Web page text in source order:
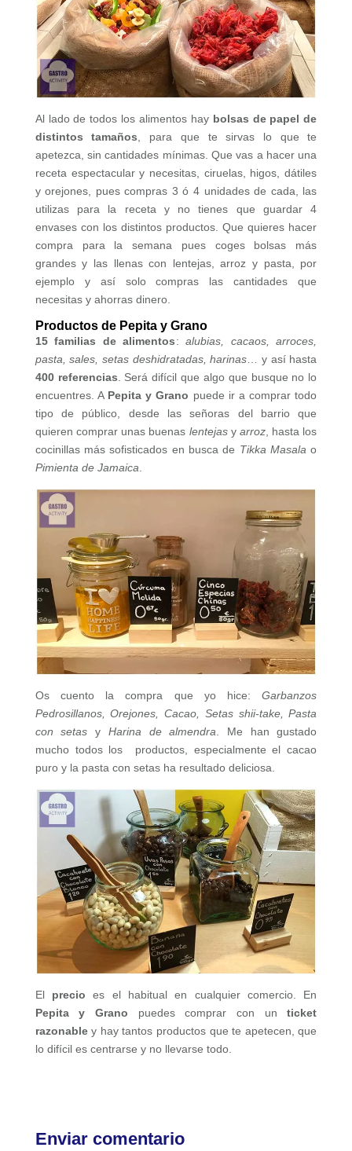
Al lado de todos los alimentos hay bolsas de papel de
distintos tamaños, para que te sirvas lo que te
apetezca, sin cantidades mínimas. Que vas a hacer una
receta espectacular y necesitas, ciruelas, higos, dátiles
y orejones, pues compras 3 ó 4 unidades de cada, las
utilizas para la receta y no tienes que guardar 4
envases con los distintos productos. Que quieres hacer
compra para la semana pues coges bolsas más
grandes y las llenas con lentejas, arroz y pasta, por
ejemplo y así solo compras las cantidades que
necesitas y ahorras dinero.
Productos de Pepita y Grano
15 familias de alimentos:alubias, cacaos, arroces,
pasta, sales, setas deshidratadas, harinas… y así hasta
400 referencias. Será difícil que algo que busque no lo
encuentres. A Pepita y Grano puede ir a comprar todo
tipo de público, desde las señoras del barrio que
quieren comprar unas buenas lentejasy arroz, hasta los
cocinillas más sofisticados en busca de Tikka Masalao
Pimienta de Jamaica.
Os cuento la compra que yo hice:Garbanzos
Pedrosillanos, Orejones, Cacao, Setas shii-take, Pasta
con setas y Harina de almendra . Me han gustado
mucho todos los productos, especialmente el cacao
puro y la pasta con setas ha resultado deliciosa.
El precio es el habitual en cualquier comercio. En
Pepita y Grano puedes comprar con unticket
razonabley hay tantos productos que te apetecen, que
lo difícil es centrarse y no llevarse todo.
Enviar comentario